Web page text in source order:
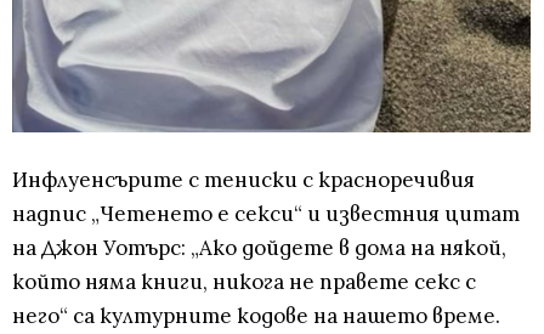
Инфлуенсърите с тениски с красноречивия
надпис „Четенето е секси“ и известния цитат
на Джон Уотърс: „Ако дойдете в дома на някой,
който няма книги, никога не правете секс с
него“ са културните кодове на нашето време.